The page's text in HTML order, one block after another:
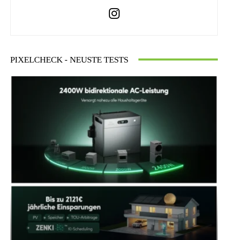
PIXELCHECK - NEUSTE TESTS